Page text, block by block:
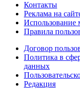
Контакты
Реклама на
Использование
Правила
Договор
Политика в
данных
Редакция